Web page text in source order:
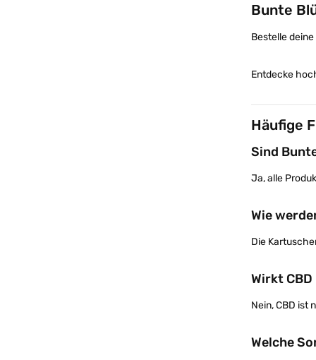
Bunte
Bestelle deine
Entdecke
Häufige
Sind
Ja, alle
Wie
Die
Wirkt
Nein, CBD ist
Welche